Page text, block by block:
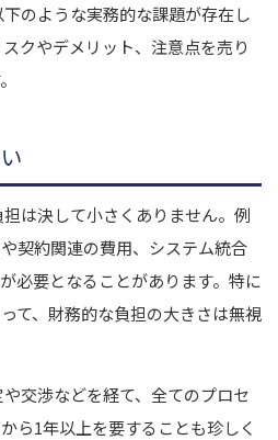
のような実務的な課題が存在し
クやデメリット、注意点を売り
は決して小さくありません。例
契約関連の費用、システム統合
必要となることがあります。特に
て、財務的な負担の大きさは無視
交渉などを経て、全てのプロセ
ら1年以上を要することも珍しく